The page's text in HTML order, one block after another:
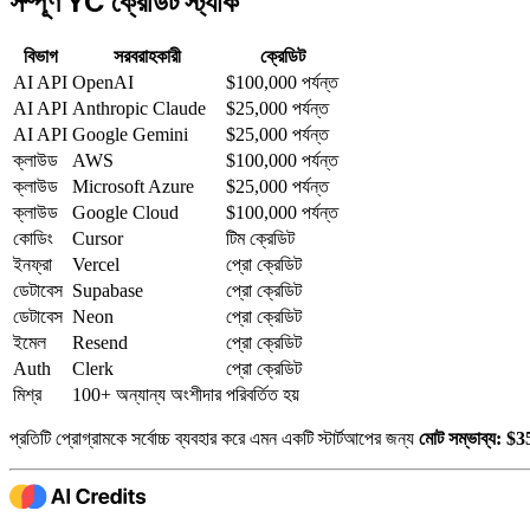
বিভাগ সরবরাহকারী
ক্রেডিট
AI API OpenAI
$100,000 পর্যন্ত
AI API Anthropic Claude
$25,000 পর্যন্ত
AI API Google Gemini
$25,000 পর্যন্ত
ক্লাউড
AWS
$100,000 পর্যন্ত
ক্লাউড
Microsoft Azure
$25,000 পর্যন্ত
ক্লাউড
Google Cloud
$100,000 পর্যন্ত
কোডিং
Cursor
টিম ক্রেডিট
ইনফ্রা
Vercel
প্রো ক্রেডিট
ডেটাবেস Supabase
প্রো ক্রেডিট
ডেটাবেস Neon
প্রো ক্রেডিট
ইমেল
Resend
প্রো ক্রেডিট
Auth
Clerk
প্রো ক্রেডিট
মিশ্র
100+ অন্যান্য অংশীদার পরিবর্তিত হয়
প্রতিটি প্রোগ্রামকে সর্বোচ্চ ব্যবহার করে এমন একটি স্টার্টআপের জন্য মোট সম্ভাব্য: